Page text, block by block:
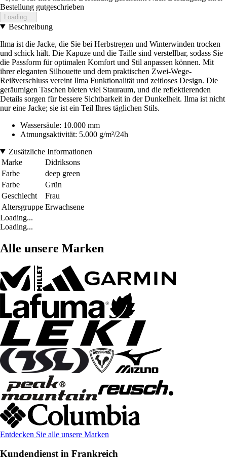
Bestellung gutgeschrieben
Loading...
Beschreibung
Ilma ist die Jacke, die Sie bei Herbstregen und Winterwinden trocken
und schick hält. Die Kapuze und die Taille sind verstellbar, sodass Sie
die Passform für optimalen Komfort und Stil anpassen können. Mit
ihrer eleganten Silhouette und dem praktischen Zwei-Wege-
Reißverschluss vereint Ilma Funktionalität und zeitloses Design. Die
geräumigen Taschen bieten viel Stauraum, und die reflektierenden
Details sorgen für bessere Sichtbarkeit in der Dunkelheit. Ilma ist nicht
nur eine Jacke; sie ist ein Teil Ihres täglichen Stils.
Wassersäule: 10.000 mm
Atmungsaktivität: 5.000 g/m²/24h
Zusätzliche Informationen
Marke
Didriksons
Farbe
deep green
Farbe
Grün
Geschlecht
Frau
Altersgruppe Erwachsene
Loading...
Loading...
Alle unsere Marken
Entdecken Sie alle unsere Marken
Kundendienst in Frankreich